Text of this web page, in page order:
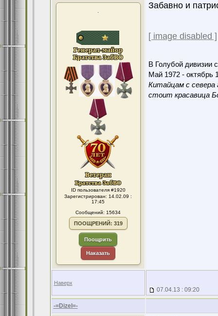
.
ID пользователя #1920
Зарегистрирован: 14.02.09 :
17:45
Сообщений: 15634
ПООЩРЕНИЙ: 319
Поощрить
Наказать
Забавно и
[ image disabled ]
В Голубой дивизии
Май 1972 - октябрь
Китайцам с севера
стоит красавица
Наверх
07.04.13 : 09:20
-=Dizel=-